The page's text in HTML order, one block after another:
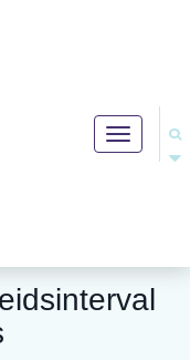
Toggle
navigation